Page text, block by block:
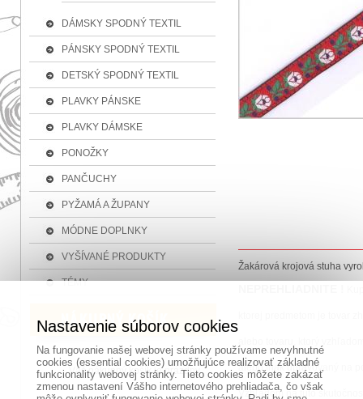
DÁMSKY SPODNÝ TEXTIL
PÁNSKY SPODNÝ TEXTIL
DETSKÝ SPODNÝ TEXTIL
PLAVKY PÁNSKE
PLAVKY DÁMSKE
PONOŽKY
PANČUCHY
PYŽAMÁ A ŽUPANY
MÓDNE DOPLNKY
VYŠÍVANÉ PRODUKTY
TÉMY
Váš nákupný košík je prázdny
Žakárová krojová stuha
alebo inak upravovaný na
Vzhľadom na túto
Nastavenie súborov cookies
Na fungovanie našej webovej stránky používame nevyhnutné
cookies (essential cookies) umožňujúce realizovať základné
funkcionality webovej stránky. Tieto cookies môžete zakázať
zmenou nastavení Vášho internetového prehliadača, čo však